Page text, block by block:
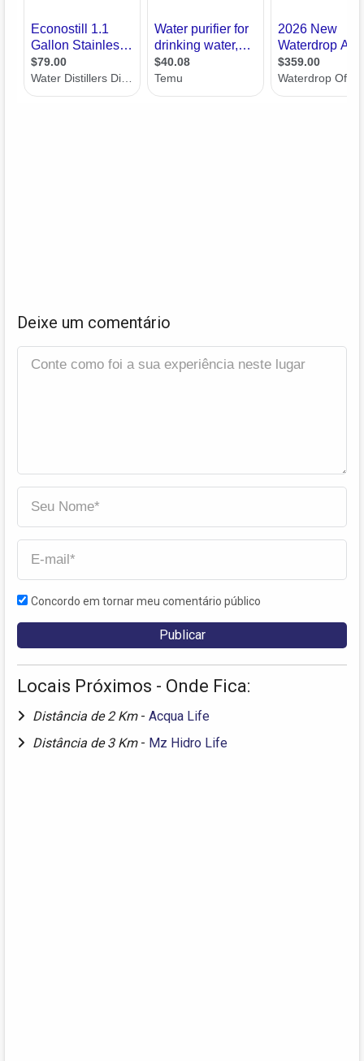
Deixe um comentário
Concordo em tornar meu comentário público
Locais Próximos - Onde Fica:
Distância de 2 Km - Acqua Life
Distância de 3 Km - Mz Hidro Life